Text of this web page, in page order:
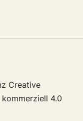
Creative
4.0